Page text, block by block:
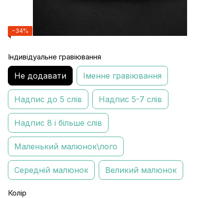
−34%
Індивідуальне гравіювання
Не додавати Іменне гравіювання
Надпис до 5 слів Надпис 5-7 слів
Надпис 8 і більше слів
Маленький малюнок\лого
Середній малюнок Великий малюнок
Колір